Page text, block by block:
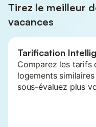
Tirez le meilleur
vacances
Tarification
Comparez les tarifs
logements
sous-évaluez plus